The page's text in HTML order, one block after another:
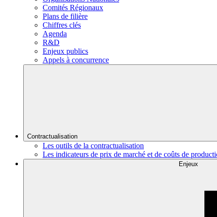
Comités Régionaux
Plans de filière
Chiffres clés
Agenda
R&D
Enjeux publics
Appels à concurrence
Contractualisation
Les outils de la contractualisation
Les indicateurs de prix de marché et de coûts de
Enjeux